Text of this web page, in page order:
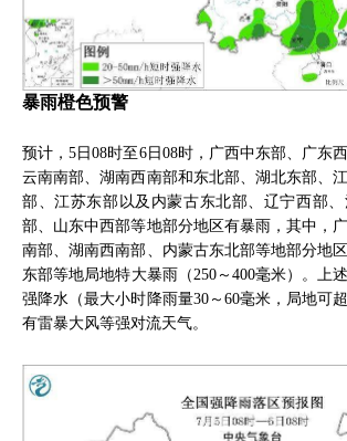
暴雨橙色预警
预计，5日08时至6日08时，广西中东部、广东
云南南部、湖南西南部和东北部、湖北东部、
部、江苏东部以及内蒙古东北部、辽宁西部
部、山东中西部等地部分地区有暴雨，其中，
南部、湖南西南部、内蒙古东北部等地部分地
东部等地局地特大暴雨（250～400毫米）。上
强降水（最大小时降雨量30～60毫米，局地可
有雷暴大风等强对流天气。